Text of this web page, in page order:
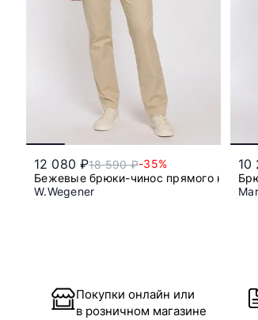
12 080 ₽18 590 ₽-35%
Бежевые брюки-чинос прямого кроя
W.Wegener
10
Покупки онлайн или
в розничном магазине